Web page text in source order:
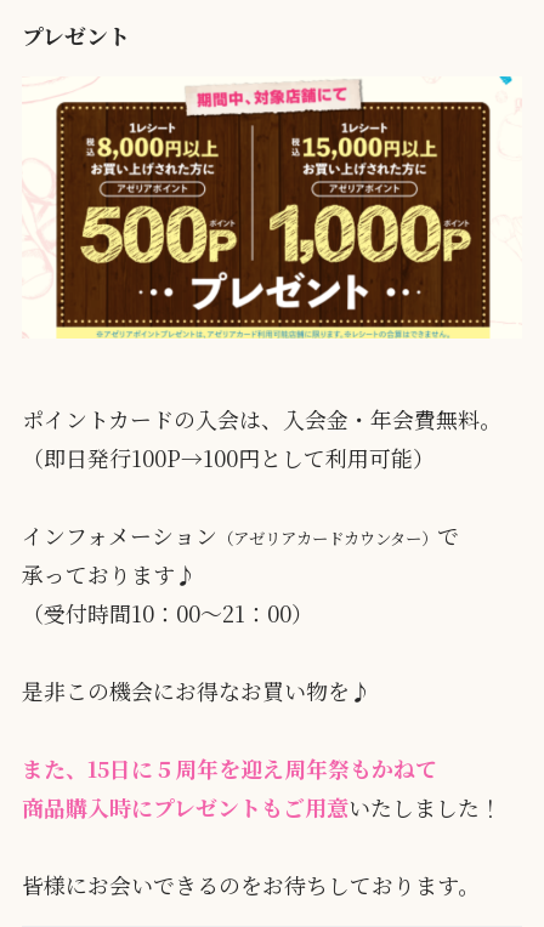
プレゼント
ポイントカードの入会は、入会金・年会費無料。
（即日発行100P→100円として利用可能）
インフォメーション （アゼリアカードカウンター） で
承っております♪
（受付時間10：00～21：00）
是非この機会にお得なお買い物を♪
また、15日に５周年を迎え周年祭もかねて
商品購入時にプレゼントもご用意いたしました！
皆様にお会いできるのをお待ちしております。